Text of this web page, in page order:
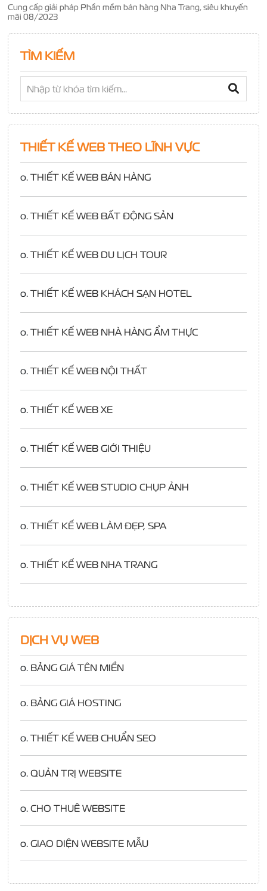
Cung cấp giải pháp Phần mềm bán hàng Nha Trang, siêu khuyến
mãi 08/2023
TÌM KIẾM
THIẾT KẾ WEB THEO LĨNH VỰC
o. THIẾT KẾ WEB BÁN HÀNG
o. THIẾT KẾ WEB BẤT ĐỘNG SẢN
o. THIẾT KẾ WEB DU LỊCH TOUR
o. THIẾT KẾ WEB KHÁCH SẠN HOTEL
o. THIẾT KẾ WEB NHÀ HÀNG ẨM THỰC
o. THIẾT KẾ WEB NỘI THẤT
o. THIẾT KẾ WEB XE
o. THIẾT KẾ WEB GIỚI THIỆU
o. THIẾT KẾ WEB STUDIO CHỤP ẢNH
o. THIẾT KẾ WEB LÀM ĐẸP, SPA
o. THIẾT KẾ WEB NHA TRANG
DỊCH VỤ WEB
o. BẢNG GIÁ TÊN MIỀN
o. BẢNG GIÁ HOSTING
o. THIẾT KẾ WEB CHUẨN SEO
o. QUẢN TRỊ WEBSITE
o. CHO THUÊ WEBSITE
o. GIAO DIỆN WEBSITE MẪU